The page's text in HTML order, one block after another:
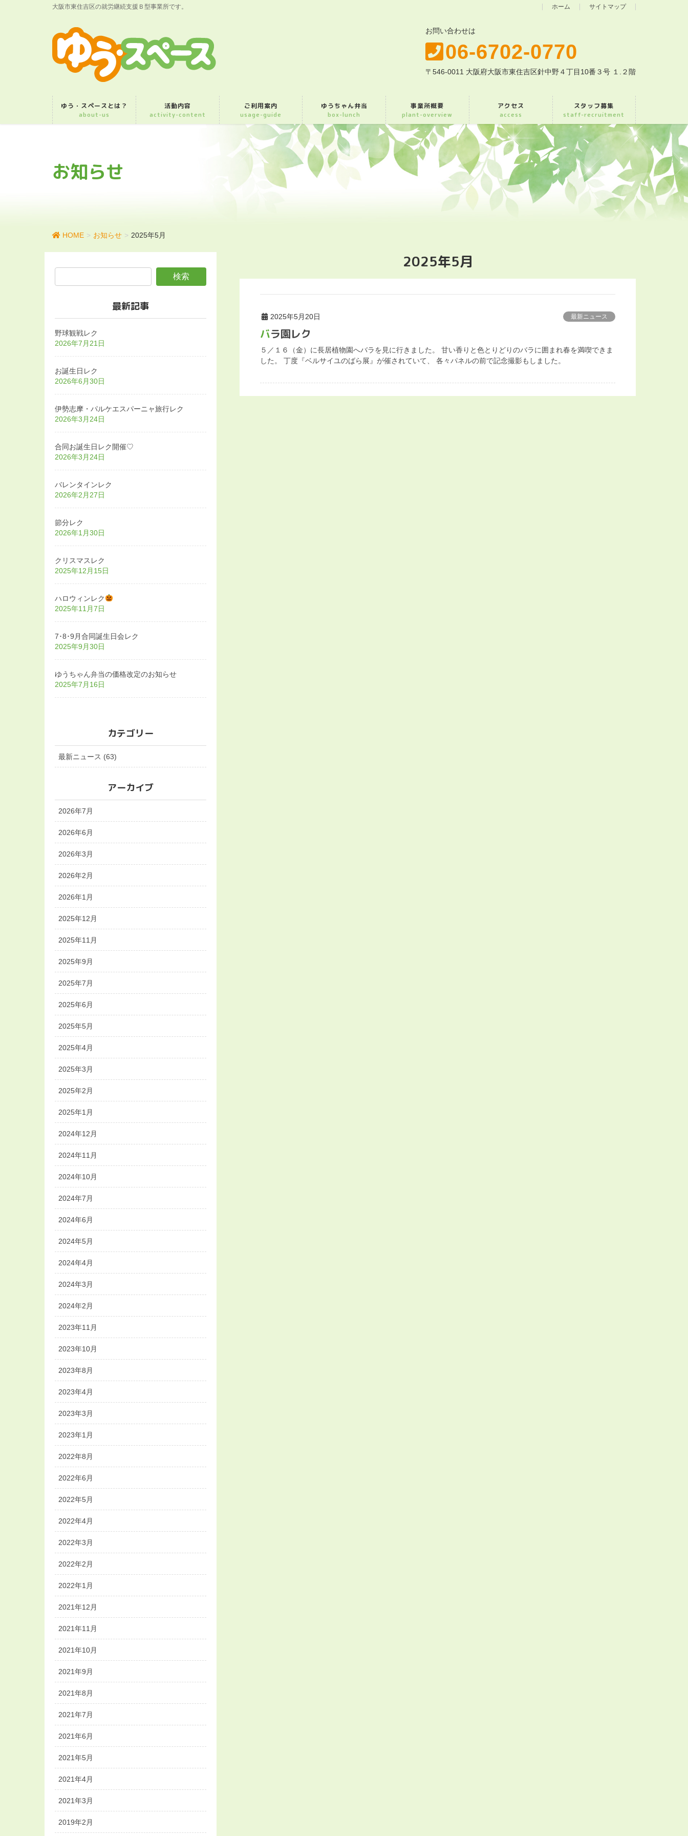
大阪市東住吉区の就労継続支援Ｂ型事業所です。 ホーム サイトマップ
お問い合わせは
06-6702-0770
〒546-0011 大阪府大阪市東住吉区針中野４丁目10番３号 １.２階
ゆう・スペースとは？
about-us
活動内容
activity-content
ご利用案内
usage-guide
ゆうちゃん弁当
box-lunch
事業所概要
plant-overview
アクセス
access
スタッフ募集
staff-recruitment
お知らせ
HOME お知らせ 2025年5月
2025年5月
2025年5月20日 最新ニュース
バラ園レク
５／１６（金）に長居植物園へバラを見に行きました。 甘い香りと色とりどりのバラに囲まれ春を満喫できま
した。 丁度『ベルサイユのばら展』が催されていて、 各々パネルの前で記念撮影もしました。
最新記事
野球観戦レク
2026年7月21日
お誕生日レク
2026年6月30日
伊勢志摩・パルケエスパーニャ旅行レク
2026年3月24日
合同お誕生日レク開催♡
2026年3月24日
バレンタインレク
2026年2月27日
節分レク
2026年1月30日
クリスマスレク
2025年12月15日
ハロウィンレク
2025年11月7日
7･8･9月合同誕生日会レク
2025年9月30日
ゆうちゃん弁当の価格改定のお知らせ
2025年7月16日
カテゴリー
最新ニュース (63)
アーカイブ
2026年7月
2026年6月
2026年3月
2026年2月
2026年1月
2025年12月
2025年11月
2025年9月
2025年7月
2025年6月
2025年5月
2025年4月
2025年3月
2025年2月
2025年1月
2024年12月
2024年11月
2024年10月
2024年7月
2024年6月
2024年5月
2024年4月
2024年3月
2024年2月
2023年11月
2023年10月
2023年8月
2023年4月
2023年3月
2023年1月
2022年8月
2022年6月
2022年5月
2022年4月
2022年3月
2022年2月
2022年1月
2021年12月
2021年11月
2021年10月
2021年9月
2021年8月
2021年7月
2021年6月
2021年5月
2021年4月
2021年3月
2019年2月